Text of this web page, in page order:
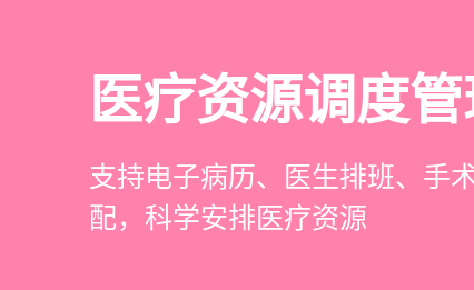
智慧医美管理
一站式解决医美机构预约、咨
理、财务核算全流程管理
医疗资源调度
支持电子病历、医生排班、手
配，科学安排医疗资源
高净值客户价值
支持客户分级管理、消费轨迹
制、实现客户长期价值挖掘
营销与私域运营
提供小程序商城、私域scrm、
种营销工具，助力获客与转化